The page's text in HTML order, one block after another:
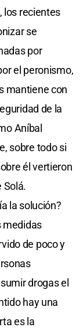
los recientes
se
por
el peronismo,
mantiene con
de la
Aníbal
sobre todo si
él vertieron
Solá.
la solución?
medidas
de poco y
drogas el
hay una
es la